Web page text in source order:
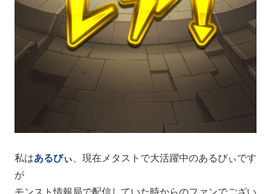
私はあるびぃ、現在メタストで大活躍中のあるびぃです
が